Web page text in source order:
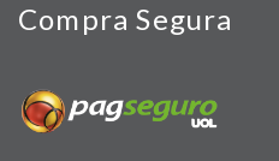
Compra Segura